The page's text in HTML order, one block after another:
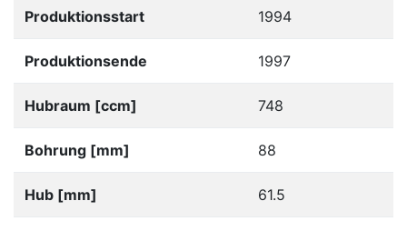
Produktionsstart 1994
Produktionsende 1997
Hubraum [ccm] 748
Bohrung [mm] 88
Hub [mm] 61.5